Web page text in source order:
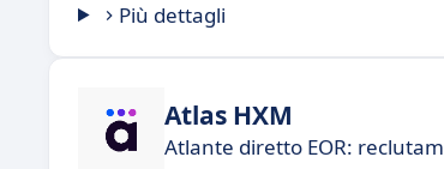
Più dettagli
Atlas HXM
Atlante diretto EOR: